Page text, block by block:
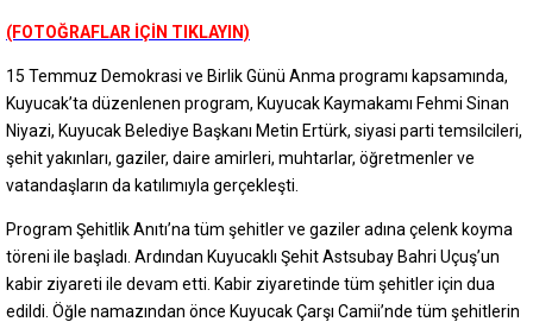
(FOTOĞRAFLAR İÇİN TIKLAYIN)
15 Temmuz Demokrasi ve Birlik Günü Anma programı kapsamında,
Kuyucak’ta düzenlenen program, Kuyucak Kaymakamı Fehmi Sinan
Niyazi, Kuyucak Belediye Başkanı Metin Ertürk, siyasi parti temsilcileri,
şehit yakınları, gaziler, daire amirleri, muhtarlar, öğretmenler ve
vatandaşların da katılımıyla gerçekleşti.
Program Şehitlik Anıtı’na tüm şehitler ve gaziler adına çelenk koyma
töreni ile başladı. Ardından Kuyucaklı Şehit Astsubay Bahri Uçuş’un
kabir ziyareti ile devam etti. Kabir ziyaretinde tüm şehitler için dua
edildi. Öğle namazından önce Kuyucak Çarşı Camii’nde tüm şehitlerin